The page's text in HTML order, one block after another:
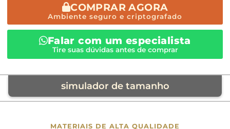
COMPRAR AGORA
Ambiente seguro e criptografado
Falar com um especialista
Tire suas dúvidas antes de comprar
simulador de tamanho
móvel de referência
MATERIAIS DE ALTA QUALIDADE